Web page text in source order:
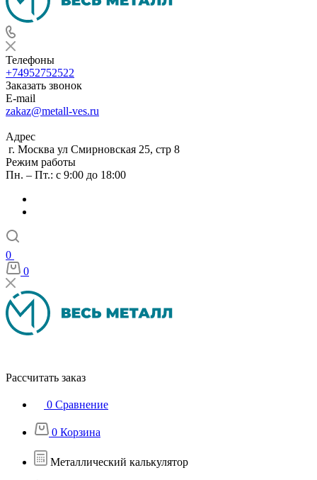
Телефоны
+74952752522
Заказать звонок
E-mail
zakaz@metall-ves.ru
Адрес
г. Москва ул Смирновская 25, стр 8
Режим работы
Пн. – Пт.: с 9:00 до 18:00
0
0
Рассчитать заказ
0 Сравнение
0 Корзина
Металлический калькулятор